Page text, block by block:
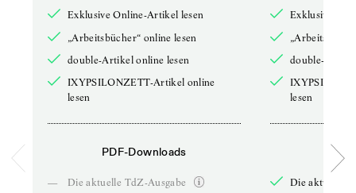
Exklusive Online-Artikel lesen
„Arbeitsbücher“ online lesen
double-Artikel online lesen
IXYPSILONZETT-Artikel online
lesen
PDF-Downloads
—
Die aktuelle TdZ-Ausgabe
Exklusive
double-
lesen
Die aktuelle